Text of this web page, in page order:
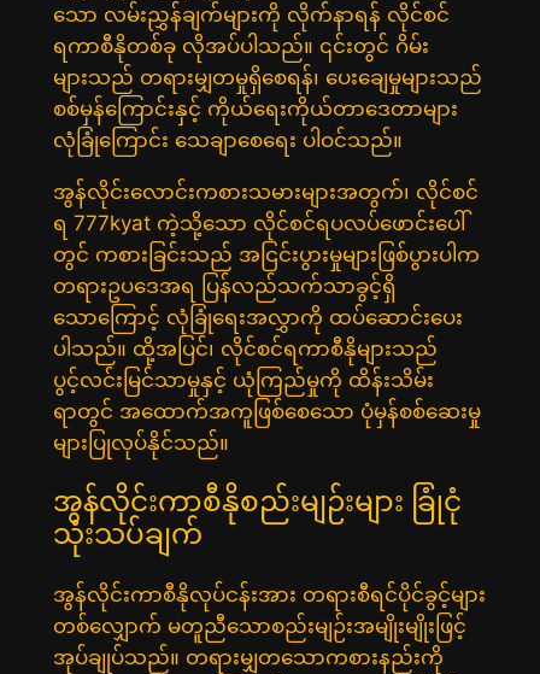
သော လမ်းညွှန်ချက်များကို လိုက်နာရန် လိုင်စင်
ရကာစီနိုတစ်ခု လိုအပ်ပါသည်။ ၎င်းတွင် ဂိမ်း
များသည် တရားမျှတမှုရှိစေရန်၊ ပေးချေမှုများသည်
စစ်မှန်ကြောင်းနှင့် ကိုယ်ရေးကိုယ်တာဒေတာများ
လုံခြုံကြောင်း သေချာစေရေး ပါဝင်သည်။
အွန်လိုင်းလောင်းကစားသမားများအတွက်၊ လိုင်စင်
ရ 777kyat ကဲ့သို့သော လိုင်စင်ရပလပ်ဖောင်းပေါ်
တွင် ကစားခြင်းသည် အငြင်းပွားမှုများဖြစ်ပွားပါက
တရားဥပဒေအရ ပြန်လည်သက်သာခွင့်ရှိ
သောကြောင့် လုံခြုံရေးအလွှာကို ထပ်ဆောင်းပေး
ပါသည်။ ထို့အပြင်၊ လိုင်စင်ရကာစီနိုများသည်
ပွင့်လင်းမြင်သာမှုနှင့် ယုံကြည်မှုကို ထိန်းသိမ်း
ရာတွင် အထောက်အကူဖြစ်စေသော ပုံမှန်စစ်ဆေးမှု
များပြုလုပ်နိုင်သည်။
အွန်လိုင်းကာစီနိုစည်းမျဉ်းများ ခြုံငုံ
သုံးသပ်ချက်
အွန်လိုင်းကာစီနိုလုပ်ငန်းအား တရားစီရင်ပိုင်ခွင့်များ
တစ်လျှောက် မတူညီသောစည်းမျဉ်းအမျိုးမျိုးဖြင့်
အုပ်ချုပ်သည်။ တရားမျှတသောကစားနည်းကို